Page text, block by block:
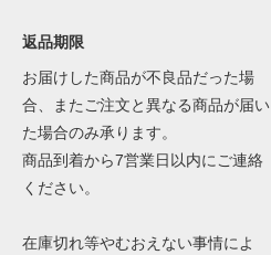
返品期限
お届けした商品が不良品だった場
合、またご注文と異なる商品が届い
た場合のみ承ります。
商品到着から7営業日以内にご連絡
ください。
在庫切れ等やむおえない事情によ